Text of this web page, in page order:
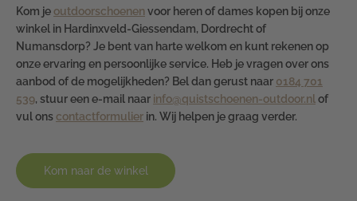
Kom je outdoorschoenen voor heren of dames kopen bij onze
winkel in Hardinxveld-Giessendam, Dordrecht of
Numansdorp? Je bent van harte welkom en kunt rekenen op
onze ervaring en persoonlijke service. Heb je vragen over ons
aanbod of de mogelijkheden? Bel dan gerust naar 0184 701
539, stuur een e-mail naar info@quistschoenen-outdoor.nlof
vul ons contactformulier in. Wij helpen je graag verder.
Kom naar de winkel